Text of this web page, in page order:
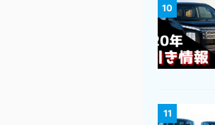
10
11